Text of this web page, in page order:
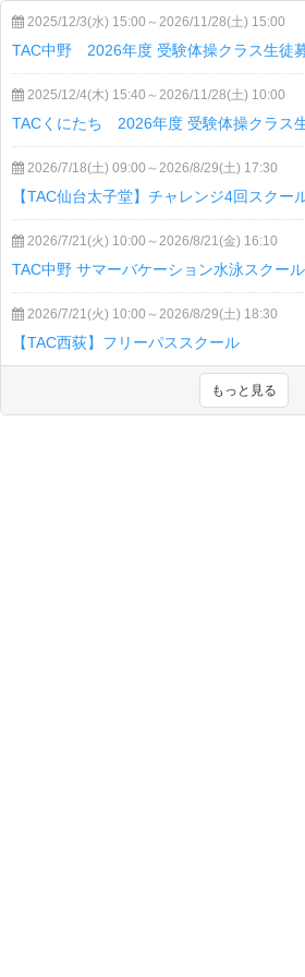
2025/12/3(水) 15:00～2026/11/28(土) 15:00
TAC中野 2026年度 受験体操クラス生徒
2025/12/4(木) 15:40～2026/11/28(土) 10:00
TACくにたち 2026年度 受験体操クラス
2026/7/18(土) 09:00～2026/8/29(土) 17:30
【TAC仙台太子堂】チャレンジ4回スクー
2026/7/21(火) 10:00～2026/8/21(金) 16:10
TAC中野 サマーバケーション水泳スクー
2026/7/21(火) 10:00～2026/8/29(土) 18:30
【TAC西荻】フリーパススクール
もっと見る